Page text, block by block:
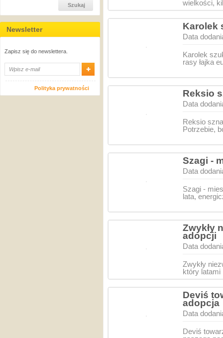
Newsletter
Zapisz się do newslettera.
Polityka prywatności
wielkości,
Karolek
Data
Karolek
rasy łajka
Reksio
Data
Reksio
Potrzebie,
Szagi -
Data
Szagi -
lata,
Zwykły
adopcji
Data
Zwykły
który
Deviś
adopcja
Data
Deviś